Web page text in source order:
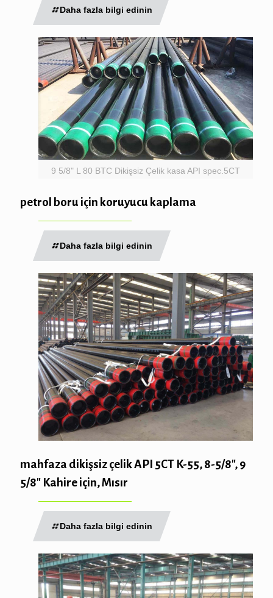
Daha fazla bilgi edinin
9 5/8" L 80 BTC Dikişsiz Çelik kasa API spec.5CT
petrol boru için koruyucu kaplama
Daha fazla bilgi edinin
mahfaza dikişsiz çelik API 5CT K-55, 8-5/8″, 9
5/8″ Kahire için, Mısır
Daha fazla bilgi edinin